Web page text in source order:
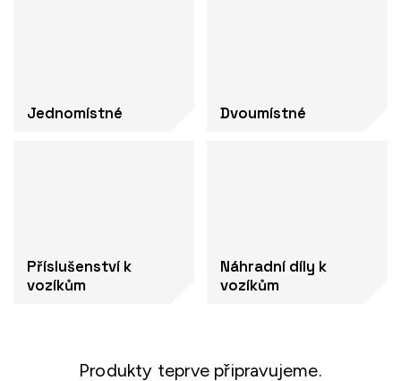
Jednomístné Dvoumístné
Příslušenství k
vozíkům
Náhradní díly k
vozíkům
Produkty teprve připravujeme.